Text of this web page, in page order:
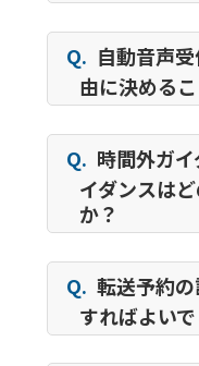
Q. 自動音声
由に決める
Q. 時間外ガ
イダンスは
か？
Q. 転送予約
すればよい